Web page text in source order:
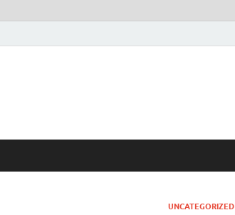
UNCATEGORIZED